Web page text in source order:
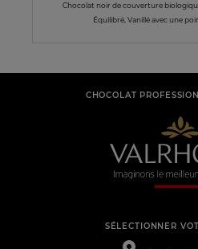
Chocolat noir de couverture
Équilibré, Vanillé avec une
CHOCOLAT
SÉLECTIONNER